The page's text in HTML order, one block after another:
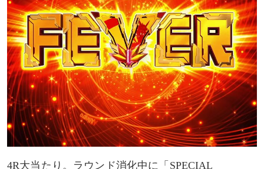
4R大当たり。ラウンド消化中に「SPECIAL